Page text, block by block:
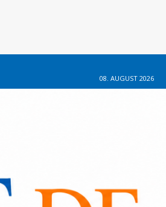
08. AUGUST 2026